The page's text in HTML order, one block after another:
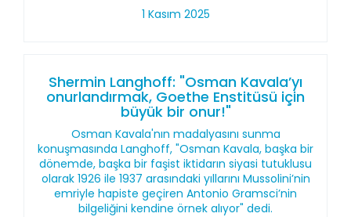
1 Kasım 2025
Shermin Langhoff: "Osman Kavala’yı
onurlandırmak, Goethe Enstitüsü için
büyük bir onur!"
Osman Kavala'nın madalyasını sunma
konuşmasında Langhoff, "Osman Kavala, başka bir
dönemde, başka bir faşist iktidarın siyasi tutuklusu
olarak 1926 ile 1937 arasındaki yıllarını Mussolini’nin
emriyle hapiste geçiren Antonio Gramsci’nin
bilgeliğini kendine örnek alıyor" dedi.